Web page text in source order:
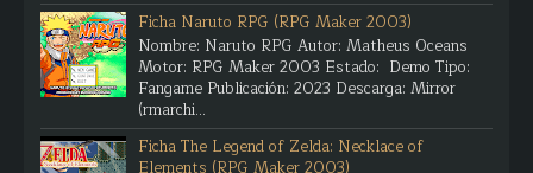
Ficha Naruto RPG (RPG Maker 2003)
Nombre: Naruto RPG Autor: Matheus Oceans
Motor: RPG Maker 2003 Estado: Demo Tipo:
Fangame Publicación: 2023 Descarga: Mirror
(rmarchi...
Ficha The Legend of Zelda: Necklace of